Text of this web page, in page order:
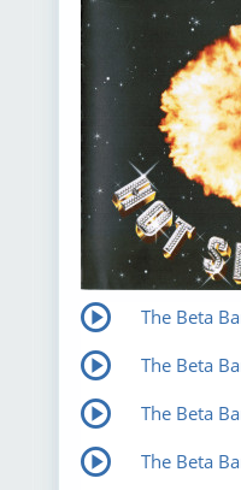
The Beta
The Beta
The Beta
The Beta